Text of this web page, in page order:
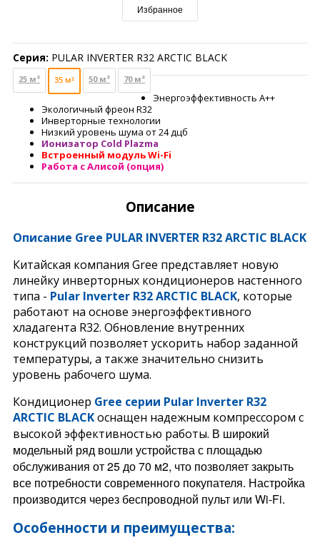
Избранное
Серия: PULAR INVERTER R32 ARCTIC BLACK
25 м² 35 м² 50 м² 70 м²
Энергоэффективность А++
Экологичный фреон R32
Инверторные технологии
Низкий уровень шума от 24 дцб
Ионизатор Cold Plazma
Встроенный модуль Wi-Fi
Работа с Алисой (опция)
Описание
Описание Gree PULAR INVERTER R32 ARCTIC BLACK
Китайская компания Gree представляет новую
линейку инверторных кондиционеров настенного
типа - Pular Inverter R32 ARCTIC BLACK, которые
работают на основе энергоэффективного
хладагента R32. Обновление внутренних
конструкций позволяет ускорить набор заданной
температуры, а также значительно снизить
уровень рабочего шума.
Кондиционер Gree серии Pular Inverter R32
ARCTIC BLACKоснащен надежным компрессором с
высокой эффективностью работы. В широкий
модельный ряд вошли устройства с площадью
обслуживания от 25 до 70 м2, что позволяет закрыть
все потребности современного покупателя. Настройка
производится через беспроводной пульт или Wi-Fi.
Особенности и преимущества: